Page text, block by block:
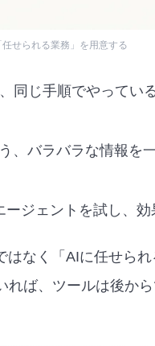
せられる業務」を用意する
じ手順でやってい
バラバラな情報を
ジェントを試し、効
なく「AIに任せら
ば、ツールは後から